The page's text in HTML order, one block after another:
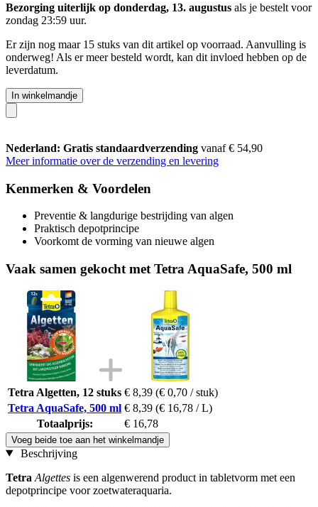
Bezorging uiterlijk op donderdag, 13. augustus als je bestelt voor
zondag 23:59 uur.
Er zijn nog maar 15 stuks van dit artikel op voorraad. Aanvulling is
onderweg! Als er meer besteld wordt, kan dit invloed hebben op de
leverdatum.
In winkelmandje
Nederland: Gratis standaardverzending vanaf € 54,90
Meer informatie over de verzending en levering
Kenmerken & Voordelen
Preventie & langdurige bestrijding van algen
Praktisch depotprincipe
Voorkomt de vorming van nieuwe algen
Vaak samen gekocht met Tetra AquaSafe, 500 ml
Tetra Algetten, 12 stuks € 8,39 (€ 0,70 / stuk)
Tetra AquaSafe, 500 ml € 8,39 (€ 16,78 / L)
Totaalprijs:
€ 16,78
Voeg beide toe aan het winkelmandje
Beschrijving
Tetra Algettes is een algenwerend product in tabletvorm met een
depotprincipe voor zoetwateraquaria.